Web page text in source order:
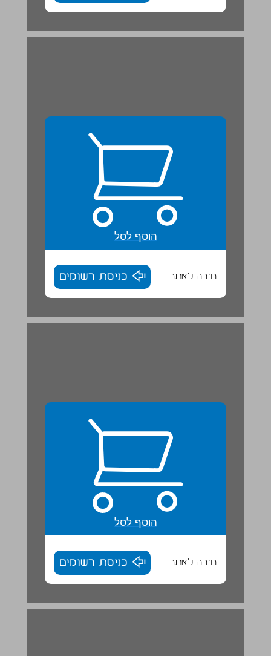
שׁוֹנִים אֲבָל דוֹמִים ... 13
הוסף לסל
חזרה לאתר כניסת רשומים
אוֹמָנוּת מִן הַטֶבַע ... 14
הוסף לסל
חזרה לאתר כניסת רשומים
מִשְׂחַק דוֹמִינוֹ ... 15